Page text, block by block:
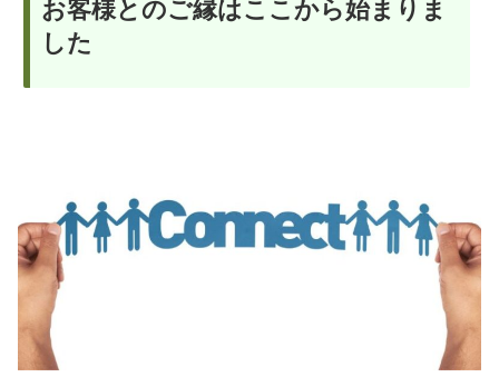
お客様とのご縁はここから始まりま
した